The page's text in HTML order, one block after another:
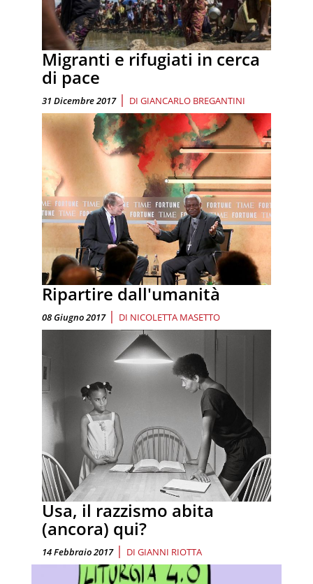
Migranti e rifugiati in cerca
di pace
31 Dicembre 2017 | DI GIANCARLO BREGANTINI
Ripartire dall'umanità
08 Giugno 2017 | DI NICOLETTA MASETTO
Usa, il razzismo abita
(ancora) qui?
14 Febbraio 2017 | DI GIANNI RIOTTA